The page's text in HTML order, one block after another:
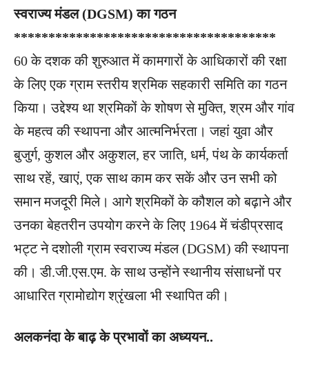
स्वराज्य मंडल (DGSM) का गठन
**************************************
60 के दशक की शुरुआत में कामगारों के आधिकारों की रक्षा
के लिए एक ग्राम स्तरीय श्रमिक सहकारी समिति का गठन
किया। उद्देश्य था श्रमिकों के शोषण से मुक्ति, श्रम और गांव
के महत्व की स्थापना और आत्मनिर्भरता। जहां युवा और
बुजुर्ग, कुशल और अकुशल, हर जाति, धर्म, पंथ के कार्यकर्ता
साथ रहें, खाएं, एक साथ काम कर सकें और उन सभी को
समान मजदूरी मिले। आगे श्रमिकों के कौशल को बढ़ाने और
उनका बेहतरीन उपयोग करने के लिए 1964 में चंडीप्रसाद
भट्ट ने दशोली ग्राम स्वराज्य मंडल (DGSM) की स्थापना
की। डी.जी.एस.एम. के साथ उन्होंने स्थानीय संसाधनों पर
आधारित ग्रामोद्योग श्रृंखला भी स्थापित की।
अलकनंदा के बाढ़ के प्रभावों का अध्ययन..